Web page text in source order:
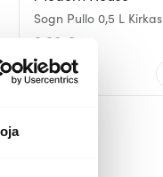
Sogn Pullo 0,5 L Kirkas
9.00 €
Saatavilla